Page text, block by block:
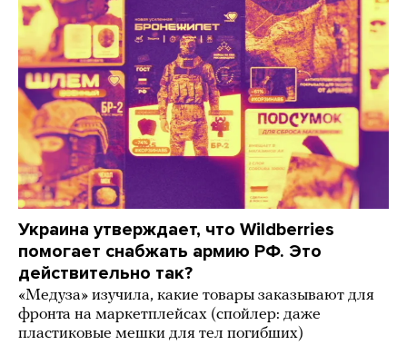
Украина утверждает, что Wildberries
помогает снабжать армию РФ. Это
действительно так?
«Медуза» изучила, какие товары заказывают для
фронта на маркетплейсах (спойлер: даже
пластиковые мешки для тел погибших)